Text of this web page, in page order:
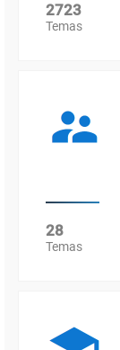
2723
Temas
28
Temas